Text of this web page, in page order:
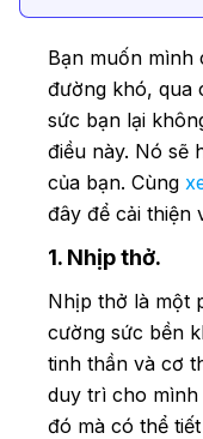
Bạn muốn mình
đường khó, qua
sức bạn lại
điều này. Nó sẽ
của bạn. Cùng
đây để cải thiện
1. Nhịp thở.
Nhịp thở là một
cường sức bền
tinh thần và cơ
duy trì cho
đó mà có thể